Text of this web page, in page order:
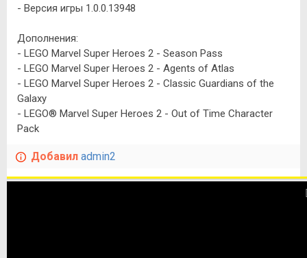
- Версия игры 1.0.0.13948
Дополнения:
- LEGO Marvel Super Heroes 2 - Season Pass
- LEGO Marvel Super Heroes 2 - Agents of Atlas
- LEGO Marvel Super Heroes 2 - Classic Guardians of the
Galaxy
- LEGO® Marvel Super Heroes 2 - Out of Time Character
Pack
Добавил admin2